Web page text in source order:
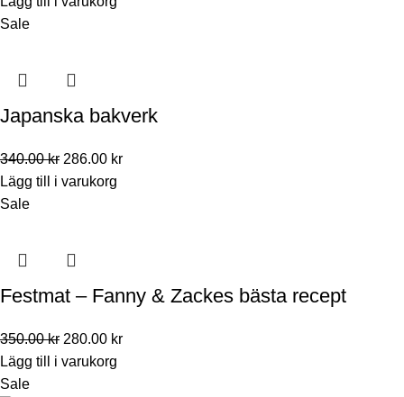
Sale
Japanska bakverk
340.00kr 286.00 kr
Lägg till i varukorg
Sale
Festmat – Fanny & Zackes bästa recept
350.00kr 280.00 kr
Lägg till i varukorg
Sale